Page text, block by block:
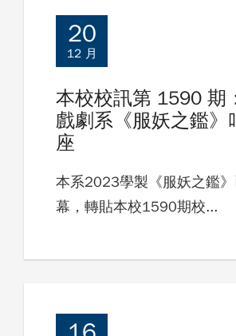
20
12 月
本校校訊第 1590 期
戲劇系《服妖之鑑》
座
本系2023學製《服妖之鑑
幕，轉貼本校1590期校...